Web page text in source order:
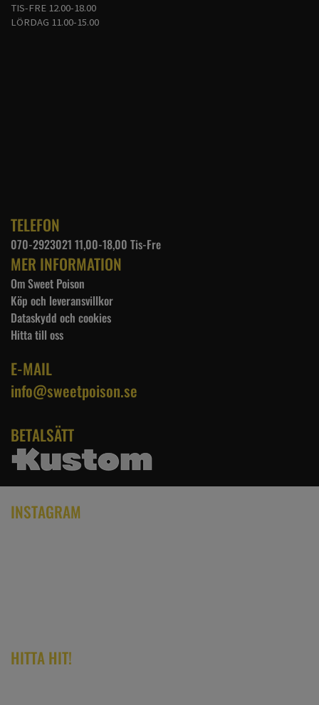
TIS-FRE 12.00-18.00
LÖRDAG 11.00-15.00
TELEFON
070-2923021 11,00-18,00 Tis-Fre
MER INFORMATION
Om Sweet Poison
Köp och leveransvillkor
Dataskydd och cookies
Hitta till oss
E-MAIL
info@sweetpoison.se
BETALSÄTT
INSTAGRAM
HITTA HIT!